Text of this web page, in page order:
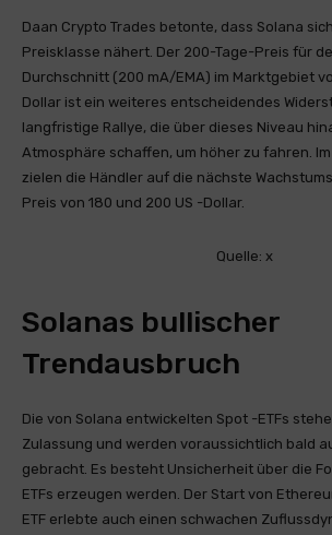
Daan Crypto Trades betonte, dass Solana
Preisklasse nähert. Der 200-Tage-Preis für
Durchschnitt (200 mA/EMA) im Marktgebiet
Dollar ist ein weiteres entscheidendes
langfristige Rallye, die über dieses Niveau
Atmosphäre schaffen, um höher zu fahren.
zielen die Händler auf die nächste
Preis von 180 und 200 US -Dollar.
Quelle: x
Solanas bullischer
Trendausbruch
Die von Solana entwickelten Spot -ETFs
Zulassung und werden voraussichtlich bald
gebracht. Es besteht Unsicherheit über die
ETFs erzeugen werden. Der Start von
ETF erlebte auch einen schwachen